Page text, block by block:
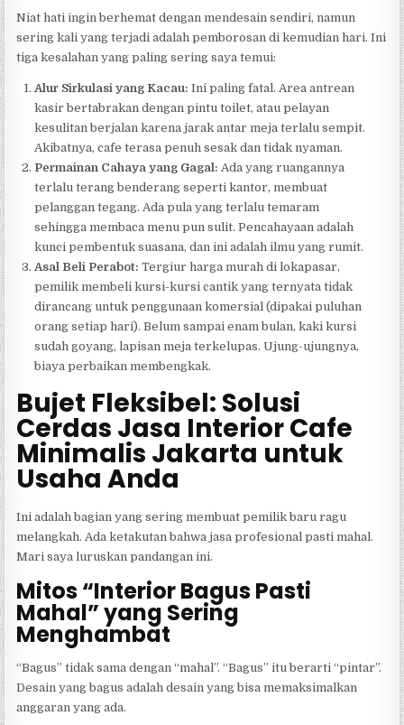
Niat hati ingin berhemat dengan mendesain sendiri, namun
sering kali yang terjadi adalah pemborosan di kemudian hari. Ini
tiga kesalahan yang paling sering saya temui:
Alur Sirkulasi yang Kacau: Ini paling fatal. Area antrean
kasir bertabrakan dengan pintu toilet, atau pelayan
kesulitan berjalan karena jarak antar meja terlalu sempit.
Akibatnya, cafe terasa penuh sesak dan tidak nyaman.
Permainan Cahaya yang Gagal: Ada yang ruangannya
terlalu terang benderang seperti kantor, membuat
pelanggan tegang. Ada pula yang terlalu temaram
sehingga membaca menu pun sulit. Pencahayaan adalah
kunci pembentuk suasana, dan ini adalah ilmu yang rumit.
Asal Beli Perabot: Tergiur harga murah di lokapasar,
pemilik membeli kursi-kursi cantik yang ternyata tidak
dirancang untuk penggunaan komersial (dipakai puluhan
orang setiap hari). Belum sampai enam bulan, kaki kursi
sudah goyang, lapisan meja terkelupas. Ujung-ujungnya,
biaya perbaikan membengkak.
Bujet Fleksibel: Solusi
Cerdas Jasa Interior Cafe
Minimalis Jakarta untuk
Usaha Anda
Ini adalah bagian yang sering membuat pemilik baru ragu
melangkah. Ada ketakutan bahwa jasa profesional pasti mahal.
Mari saya luruskan pandangan ini.
Mitos “Interior Bagus Pasti
Mahal” yang Sering
Menghambat
“Bagus” tidak sama dengan “mahal”. “Bagus” itu berarti “pintar”.
Desain yang bagus adalah desain yang bisa memaksimalkan
anggaran yang ada.